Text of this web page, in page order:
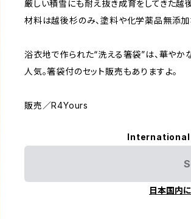
厳しい積雪にも耐え抜き成育をしてきた越
材料は越後杉のみ、塗料や化学薬品無添加
浴衣地で作られた“洗える箸袋”は、華やか
人気。箸袋付のセット販売もありますよ。
販売／R4Yours
日本国内